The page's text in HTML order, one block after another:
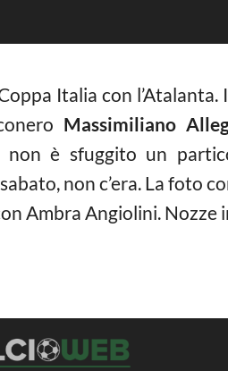
Italia con
Massimiliano
è sfuggito un
non c’era. La foto
Ambra Angiolini. Nozze